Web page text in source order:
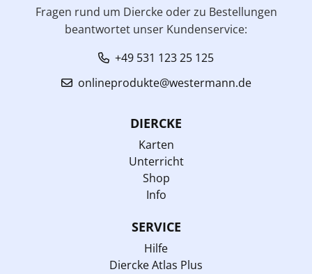
Fragen rund um Diercke oder zu Bestellungen
beantwortet unser Kundenservice:
+49 531 123 25 125
onlineprodukte@westermann.de
DIERCKE
Karten
Unterricht
Shop
Info
SERVICE
Hilfe
Diercke Atlas Plus